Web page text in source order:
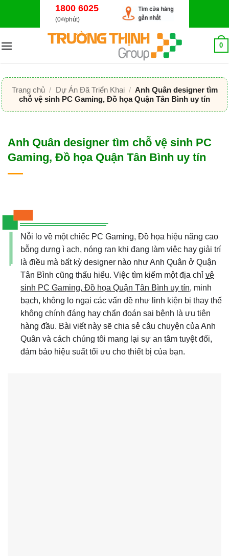
dung
1800 6025
(0₫/phút)
0
Trang chủ / Dự Án Đã Triển Khai / Anh Quân designer tìm
chỗ vệ sinh PC Gaming, Đồ họa Quận Tân Bình uy tín
Anh Quân designer tìm chỗ vệ sinh PC
Gaming, Đồ họa Quận Tân Bình uy tín
Nỗi lo về một chiếc PC Gaming, Đồ họa hiệu năng cao
bỗng dưng ì ạch, nóng ran khi đang làm việc hay giải trí
là điều mà bất kỳ designer nào như Anh Quân ở Quận
Tân Bình cũng thấu hiểu. Việc tìm kiếm một địa chỉ vệ
sinh PC Gaming, Đồ họa Quận Tân Bình uy tín, minh
bạch, không lo ngại các vấn đề như linh kiện bị thay thế
không chính đáng hay chẩn đoán sai bệnh là ưu tiên
hàng đầu. Bài viết này sẽ chia sẻ câu chuyện của Anh
Quân và cách chúng tôi mang lại sự an tâm tuyệt đối,
đảm bảo hiệu suất tối ưu cho thiết bị của bạn.